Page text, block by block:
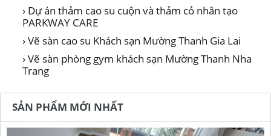
› Dự án thảm cao su cuộn và thảm cỏ nhân tạo
PARKWAY CARE
› Vẽ sàn cao su Khách sạn Mường Thanh Gia Lai
› Vẽ sàn phòng gym khách sạn Mường Thanh Nha
Trang
SẢN PHẨM MỚI NHẤT